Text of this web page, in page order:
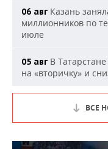
06 авг Казань
миллионников по
июле
05 авг В
на «вторичку» и
ВСЕ